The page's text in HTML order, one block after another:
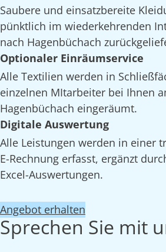
Saubere und einsatzbereite
pünktlich im wiederkehrenden
nach Hagenbüchach
Optionaler Einräumservice
Alle Textilien werden in
einzelnen MItarbeiter bei Ihnen
Hagenbüchach eingeräumt.
Digitale Auswertung
Alle Leistungen werden in einer
E-Rechnung erfasst, ergänzt
Excel-Auswertungen.
Angebot erhalten
Sprechen Sie mit